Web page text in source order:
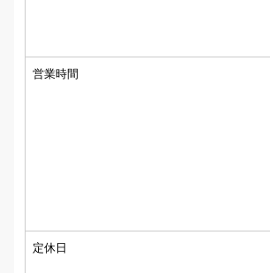
営業時間
定休日